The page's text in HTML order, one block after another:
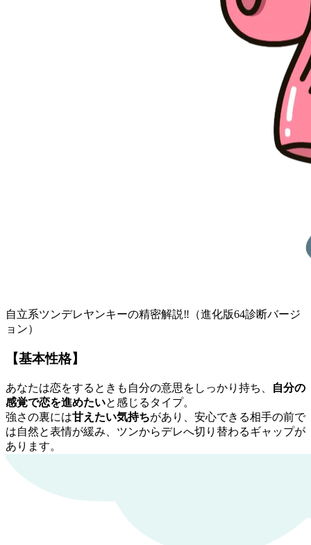
自立系ツンデレヤンキーの精密解説‼︎ （進化版64診断バージ
ョン）
【基本性格】
あなたは恋をするときも自分の意思をしっかり持ち、
自分の
感覚で恋を進めたいと感じるタイプ。
強さの裏には甘えたい気持ちがあり、安心できる相手の前で
は自然と表情が緩み、ツンからデレへ切り替わるギャップが
あります。